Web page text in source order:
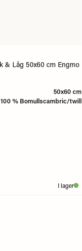
& Låg 50x60 cm Engmo
50x60 cm
100 % Bomullscambric/twill
I lager